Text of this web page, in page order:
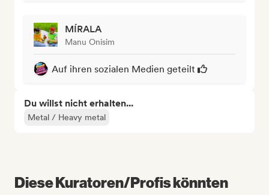
MÍRALA
Manu Onisim
Auf ihren sozialen Medien geteilt
Du willst nicht erhalten...
Metal / Heavy metal
Diese Kuratoren/Profis könnten